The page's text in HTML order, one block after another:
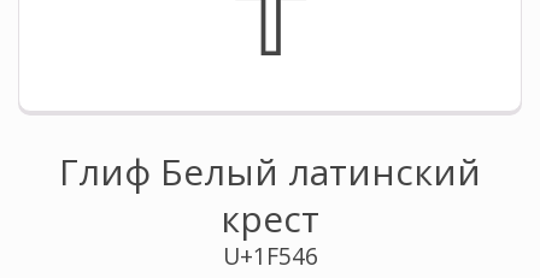
Глиф Белый латинский
крест
U+1F546